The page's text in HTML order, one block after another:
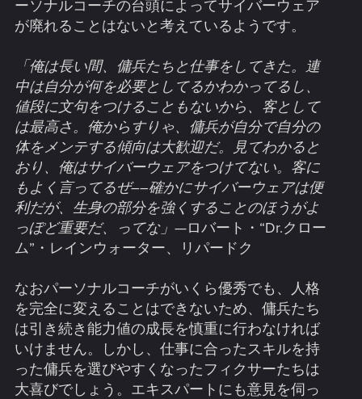
ーソナルコーチの台頭によってサイバーウェア
が廃れることはないと考えているようです。
「俺は長い間、傭兵たちと仕事をしてきた。連
中は自分が何を必要としてるかわかってるし、
値段に文句をつけることもないから、客として
は最高さ。俺からすりゃ、傭兵が自分で自分の
体をメンテする傾向は大歓迎だ。見てわかると
おり、俺はサイバーウェアをつけてない。客に
もよく言ってるぜ――確かにサイバーウェアは便
利だが、生身の部分を強くすることのほうがよ
っぽど重要だ、ってな」 —ロバート・“Dr.クロー
ム”・レインウォーター、リパードク
なおパーソナルコーチがいくら優秀でも、人格
を完全に変えることはできないため、傭兵たち
は引き続き能力値の成長を慎重に行わなければ
いけません。しかし、仕事に合ったスキルを持
った傭兵を選びやすくなったフィクサーたちは
大喜びでしょう。エキスパートにも意見を伺っ